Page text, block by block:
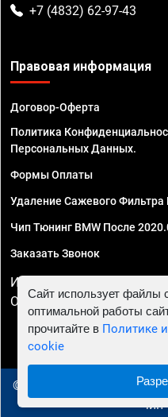
+7 (4832) 62-97-43
Правовая информация
Договор-Оферта
Политика
Персональных Данных.
Формы Оплаты
Удаление Сажевого Фильтра
Чип Тюнинг BMW После
Заказать Звонок
ИП Смирнов Георгий
ОГРНИП
© 2010 - 2026 Чип тюнинг
Чип
Сайт использует файлы
оптимальной работы
прочитайте в Политике
cookie